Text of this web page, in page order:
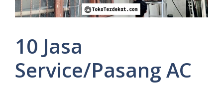
10 Jasa
Service/Pasang AC